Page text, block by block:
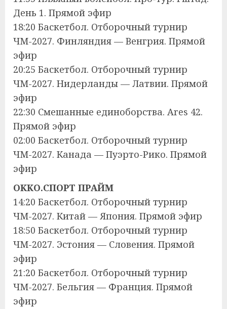
День 1. Прямой эфир
18:20 Баскетбол. Отборочный турнир
ЧМ-2027. Финляндия — Венгрия. Прямой
эфир
20:25 Баскетбол. Отборочный турнир
ЧМ-2027. Нидерланды — Латвии. Прямой
эфир
22:30 Смешанные единоборства. Ares 42.
Прямой эфир
02:00 Баскетбол. Отборочный турнир
ЧМ-2027. Канада — Пуэрто-Рико. Прямой
эфир
OKKO.СПОРТ ПРАЙМ
14:20 Баскетбол. Отборочный турнир
ЧМ-2027. Китай — Япония. Прямой эфир
18:50 Баскетбол. Отборочный турнир
ЧМ-2027. Эстония — Словения. Прямой
эфир
21:20 Баскетбол. Отборочный турнир
ЧМ-2027. Бельгия — Франция. Прямой
эфир